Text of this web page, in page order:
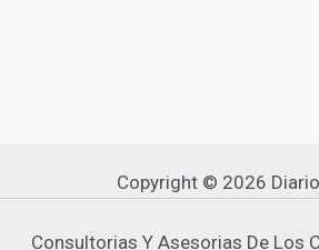
Copyright © 2026
Consultorias Y Asesorias De Los